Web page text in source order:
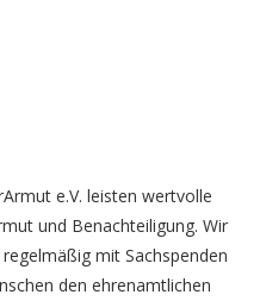
e.V. leisten wertvolle
und Benachteiligung. Wir
mit Sachspenden
den ehrenamtlichen